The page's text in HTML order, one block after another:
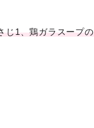
じ1、鶏ガラスープの